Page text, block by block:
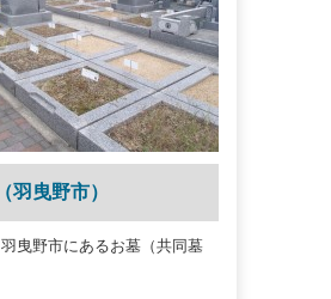
羽曳野市）
曳野市にあるお墓（共同墓